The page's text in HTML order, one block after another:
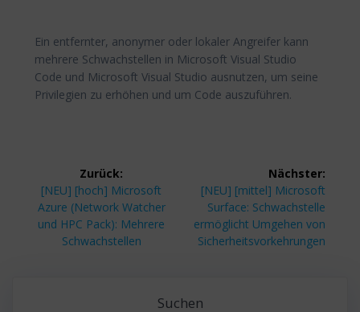
Ein entfernter, anonymer oder lokaler Angreifer kann
mehrere Schwachstellen in Microsoft Visual Studio
Code und Microsoft Visual Studio ausnutzen, um seine
Privilegien zu erhöhen und um Code auszuführen.
Beitragsnavigation
Zurück:
Vorheriger
Beitrag:
[NEU] [hoch] Microsoft
Azure (Network Watcher
und HPC Pack): Mehrere
Schwachstellen
Nächster:
Nächster
Beitrag:
[NEU] [mittel] Microsoft
Surface: Schwachstelle
ermöglicht Umgehen von
Sicherheitsvorkehrungen
Suchen